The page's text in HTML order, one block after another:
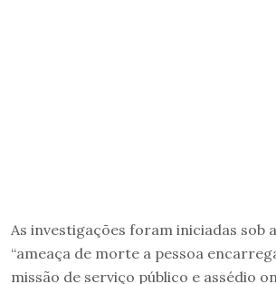
As investigações foram iniciadas sob
“ameaça de morte a pessoa
missão de serviço público e assédio